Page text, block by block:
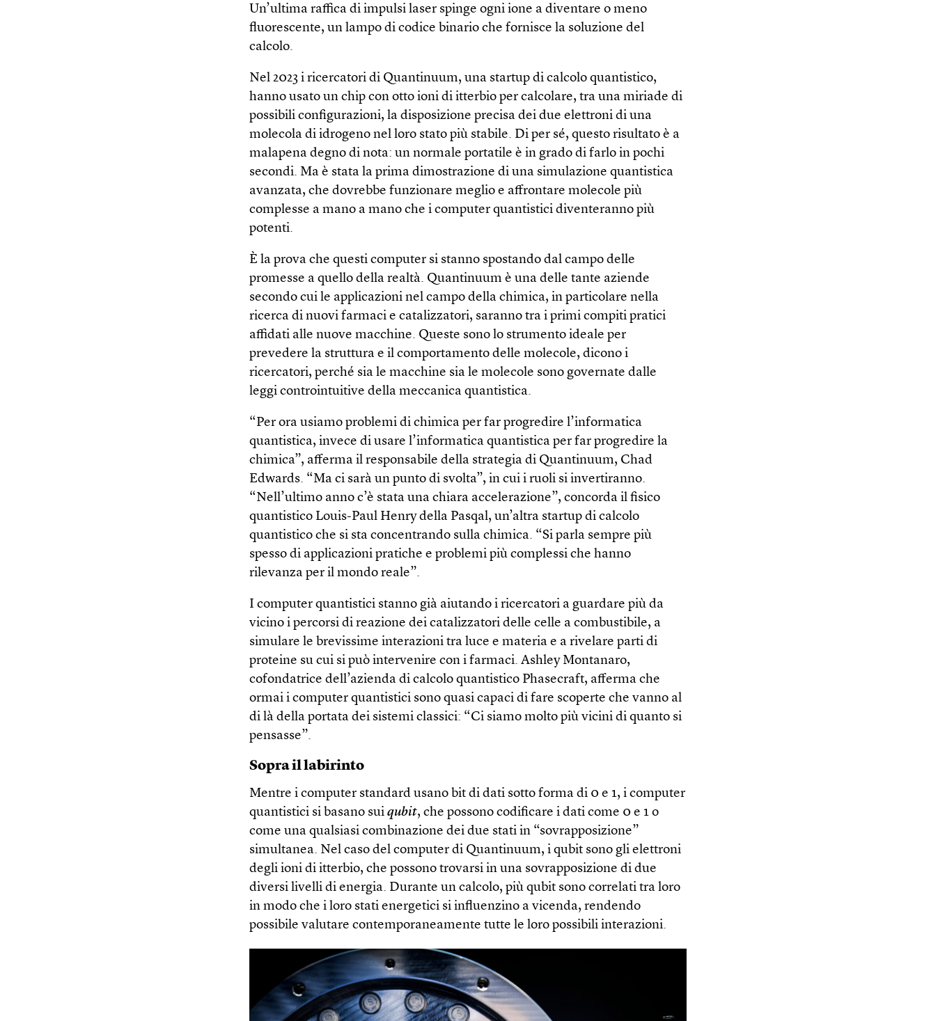
Un’ultima raffica di impulsi laser spinge ogni ione a diventare o meno
fluorescente, un lampo di codice binario che fornisce la soluzione del
calcolo.
Nel 2023 i ricercatori di Quantinuum, una startup di calcolo quantistico,
hanno usato un chip con otto ioni di itterbio per calcolare, tra una miriade di
possibili configurazioni, la disposizione precisa dei due elettroni di una
molecola di idrogeno nel loro stato più stabile. Di per sé, questo risultato è a
malapena degno di nota: un normale portatile è in grado di farlo in pochi
secondi. Ma è stata la prima dimostrazione di una simulazione quantistica
avanzata, che dovrebbe funzionare meglio e affrontare molecole più
complesse a mano a mano che i computer quantistici diventeranno più
potenti.
È la prova che questi computer si stanno spostando dal campo delle
promesse a quello della realtà. Quantinuum è una delle tante aziende
secondo cui le applicazioni nel campo della chimica, in particolare nella
ricerca di nuovi farmaci e catalizzatori, saranno tra i primi compiti pratici
affidati alle nuove macchine. Queste sono lo strumento ideale per
prevedere la struttura e il comportamento delle molecole, dicono i
ricercatori, perché sia le macchine sia le molecole sono governate dalle
leggi controintuitive della meccanica quantistica.
“Per ora usiamo problemi di chimica per far progredire l’informatica
quantistica, invece di usare l’informatica quantistica per far progredire la
chimica”, afferma il responsabile della strategia di Quantinuum, Chad
Edwards. “Ma ci sarà un punto di svolta”, in cui i ruoli si invertiranno.
“Nell’ultimo anno c’è stata una chiara accelerazione”, concorda il fisico
quantistico Louis-Paul Henry della Pasqal, un’altra startup di calcolo
quantistico che si sta concentrando sulla chimica. “Si parla sempre più
spesso di applicazioni pratiche e problemi più complessi che hanno
rilevanza per il mondo reale”.
I computer quantistici stanno già aiutando i ricercatori a guardare più da
vicino i percorsi di reazione dei catalizzatori delle celle a combustibile, a
simulare le brevissime interazioni tra luce e materia e a rivelare parti di
proteine su cui si può intervenire con i farmaci. Ashley Montanaro,
cofondatrice dell’azienda di calcolo quantistico Phasecraft, afferma che
ormai i computer quantistici sono quasi capaci di fare scoperte che vanno al
di là della portata dei sistemi classici: “Ci siamo molto più vicini di quanto si
pensasse”.
Sopra il labirinto
Mentre i computer standard usano bit di dati sotto forma di 0 e 1, i computer
quantistici si basano sui qubit, che possono codificare i dati come 0 e 1 o
come una qualsiasi combinazione dei due stati in “sovrapposizione”
simultanea. Nel caso del computer di Quantinuum, i qubit sono gli elettroni
degli ioni di itterbio, che possono trovarsi in una sovrapposizione di due
diversi livelli di energia. Durante un calcolo, più qubit sono correlati tra loro
in modo che i loro stati energetici si influenzino a vicenda, rendendo
possibile valutare contemporaneamente tutte le loro possibili interazioni.